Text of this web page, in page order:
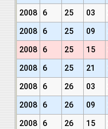
2008
6 25 03
2008
6 25 09
2008
6 25 15
2008
6 25 21
2008
6 26 03
2008
6 26 09
2008
6 26 15